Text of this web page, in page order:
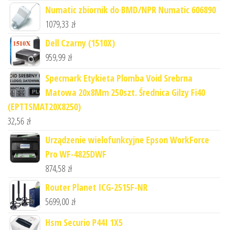
Numatic zbiornik do BMD/NPR Numatic 606890
1079,33 zł
Dell Czarny (1510X)
959,99 zł
Specmark Etykieta Plomba Void Srebrna
Matowa 20x8Mm 250szt. Średnica Gilzy Fi40
(EPTTSMAT20X8250)
32,56 zł
Urządzenie wielofunkcyjne Epson WorkForce
Pro WF-4825DWF
874,58 zł
Router Planet ICG-2515F-NR
5699,00 zł
Hsm Securio P44I 1X5